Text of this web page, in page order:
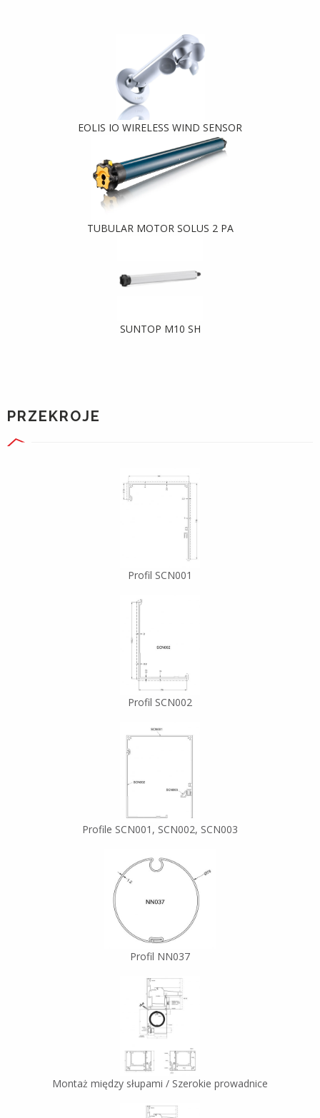
EOLIS IO WIRELESS WIND SENSOR
TUBULAR MOTOR SOLUS 2 PA
SUNTOP M10 SH
PRZEKROJE
Profil SCN001
Profil SCN002
Profile SCN001, SCN002, SCN003
Profil NN037
Montaż między słupami / Szerokie prowadnice